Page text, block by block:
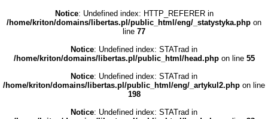
Notice: Undefined index: HTTP_REFERER in
/home/kriton/domains/libertas.pl/public_html/eng/_statystyka.php on
line 77
Notice: Undefined index: STATrad in
/home/kriton/domains/libertas.pl/public_html/head.phpon line 55
Notice: Undefined index: STATrad in
/home/kriton/domains/libertas.pl/public_html/eng/_artykul2.php on line
198
Notice: Undefined index: STATrad in